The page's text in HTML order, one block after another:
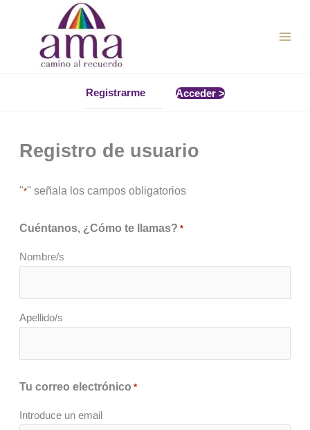
contenido
Registrarme Acceder >
Registro de usuario
"*" señala los campos obligatorios
Cuéntanos, ¿Cómo te llamas? *
Nombre/s
Apellido/s
Tu correo electrónico *
Introduce un email